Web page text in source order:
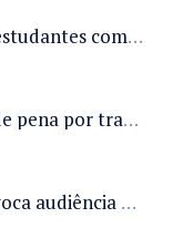
Projeto na Câmara inclui estudantes com deficiência no regime escolar especial da LDB e estabelece critérios para frequência
PL 82/26 proíbe remição de pena por trabalho em funções militares para condenados por crimes contra o Estado Democrático de Direito
Comissão da Câmara convoca audiência para discutir misoginia nas escolas e universidades após divulgação de listas misóginas